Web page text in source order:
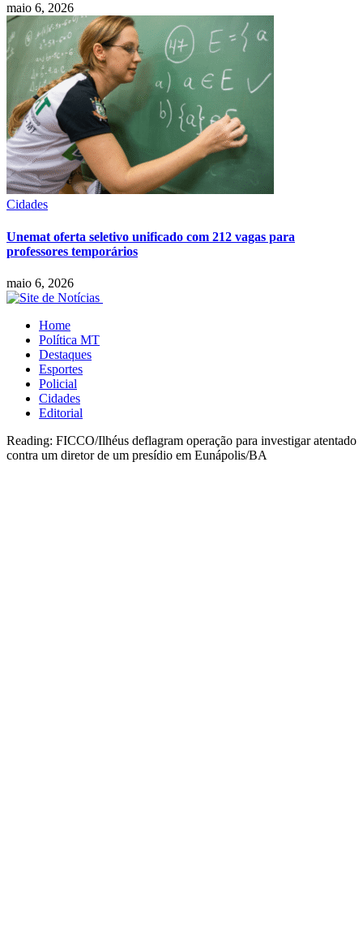
maio 6, 2026
Cidades
Unemat oferta seletivo unificado com 212 vagas para
professores temporários
maio 6, 2026
Home
Política MT
Destaques
Esportes
Policial
Cidades
Editorial
Reading: FICCO/Ilhéus deflagram operação para investigar atentado
contra um diretor de um presídio em Eunápolis/BA